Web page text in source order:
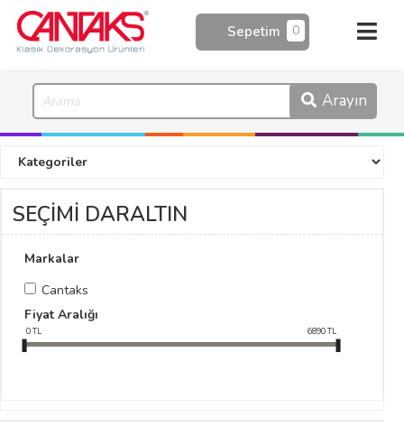
0
Sepetim
Arayın
SEÇİMİ DARALTIN
Markalar
Cantaks
Fiyat Aralığı
0TL 6890TL